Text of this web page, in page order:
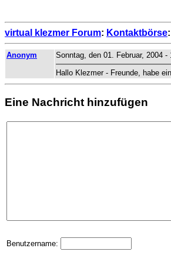
virtual klezmer Forum: Kontaktbörse
Anonym
Sonntag, den 01. Februar, 2004 -
Hallo Klezmer - Freunde, habe
Eine Nachricht hinzufügen
Benutzername: